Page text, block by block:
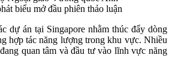
biểu mở đầu phiên thảo luận
dự án tại Singapore nhằm thúc đẩy dòng
hợp tác năng lượng trong khu vực. Nhiều
quan tâm và đầu tư vào lĩnh vực năng